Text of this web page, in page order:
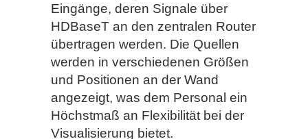
Eingänge, deren Signale über
HDBaseT an den zentralen Router
übertragen werden. Die Quellen
werden in verschiedenen Größen
und Positionen an der Wand
angezeigt, was dem Personal ein
Höchstmaß an Flexibilität bei der
Visualisierung bietet.